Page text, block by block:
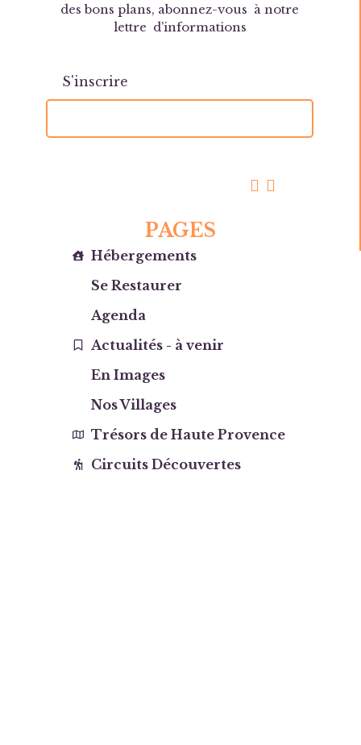
des bons plans, abonnez-vous à notre
lettre d’informations
PAGES
Hébergements
Se Restaurer
Agenda
Actualités - à venir
En Images
Nos Villages
Trésors de Haute Provence
Circuits Découvertes